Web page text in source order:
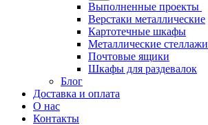
Выполненные проекты
Верстаки металлические
Картотечные шкафы
Металлические стеллажи
Почтовые ящики
Шкафы для раздевалок
Блог
Доставка и оплата
О нас
Контакты